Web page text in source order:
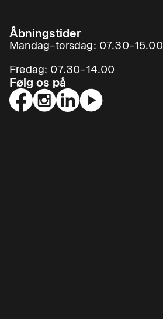
Åbningstider
Mandag–torsdag: 07.30–15.00
Fredag: 07.30–14.00
Følg os på